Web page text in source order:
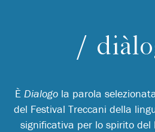
/
È Dialogo la parola
del Festival Treccani della
significativa per lo spirito del